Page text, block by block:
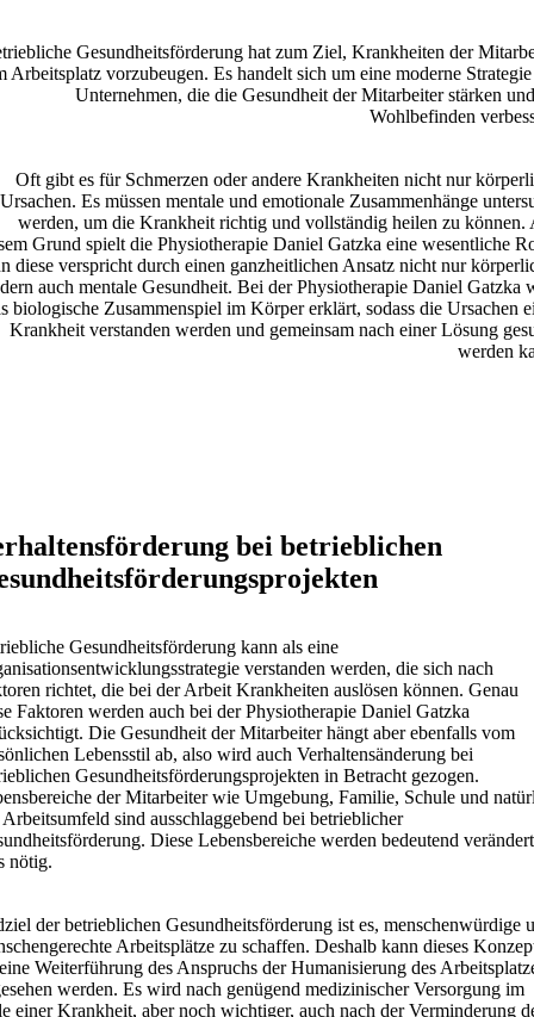
Gesundheitsförderung hat zum Ziel, Krankheiten der
Arbeitsplatz vorzubeugen. Es handelt sich um eine moderne
Unternehmen, die die Gesundheit der Mitarbeiter stärken
Wohlbefinden
Oft gibt es für Schmerzen oder andere Krankheiten nicht nur
Ursachen. Es müssen mentale und emotionale Zusammenhänge
werden, um die Krankheit richtig und vollständig heilen zu können.
Grund spielt die Physiotherapie Daniel Gatzka eine wesentliche
diese verspricht durch einen ganzheitlichen Ansatz nicht nur
auch mentale Gesundheit. Bei der Physiotherapie Daniel Gatzka
biologische Zusammenspiel im Körper erklärt, sodass die Ursachen
Krankheit verstanden werden und gemeinsam nach einer Lösung
werden
bei betrieblichen
Gesundheitsförderung kann als eine
verstanden werden, die sich nach
richtet, die bei der Arbeit Krankheiten auslösen können. Genau
Faktoren werden auch bei der Physiotherapie Daniel Gatzka
Die Gesundheit der Mitarbeiter hängt aber ebenfalls vom
Lebensstil ab, also wird auch Verhaltensänderung bei
Gesundheitsförderungsprojekten in Betracht gezogen.
der Mitarbeiter wie Umgebung, Familie, Schule und
Arbeitsumfeld sind ausschlaggebend bei betrieblicher
Diese Lebensbereiche werden bedeutend
nötig.
der betrieblichen Gesundheitsförderung ist es, menschenwürdige
Arbeitsplätze zu schaffen. Deshalb kann dieses
Weiterführung des Anspruchs der Humanisierung des
werden. Es wird nach genügend medizinischer Versorgung im
einer Krankheit, aber noch wichtiger, auch nach der Verminderung